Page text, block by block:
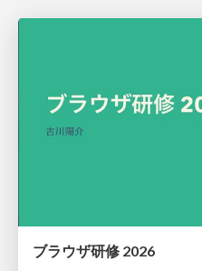
ブラウザ研修 2026